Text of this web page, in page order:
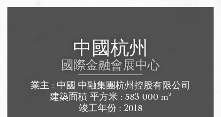
中國杭州
國際金融會展中心
業主 : 中國 中融集團杭州控股有限公司
建築面積 平方米 : 583 000 m²
竣工年份 : 2018